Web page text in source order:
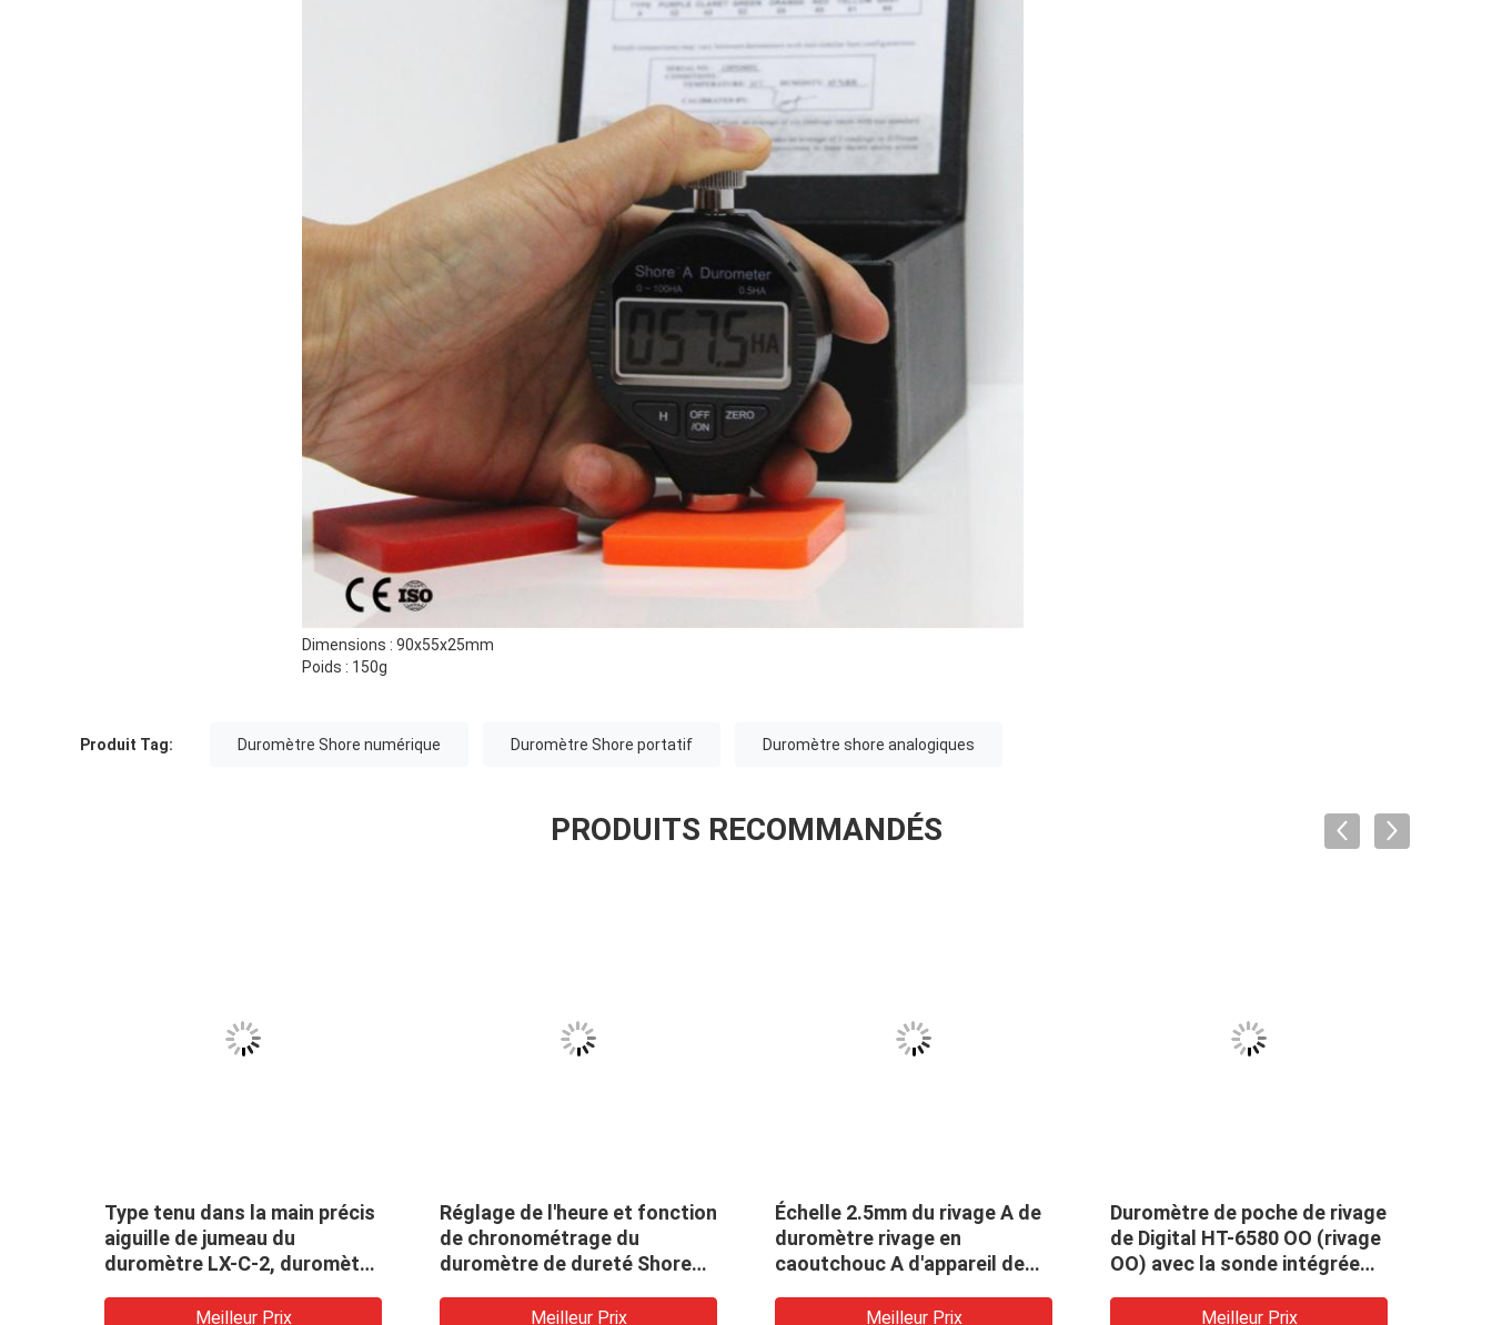
Dimensions : 90x55x25mm
Poids : 150g
Produit Tag: Duromètre Shore numérique Duromètre Shore portatif Duromètre shore analogiques
PRODUITS RECOMMANDÉS
Type tenu dans la main précis
aiguille de jumeau du
duromètre LX-C-2, duromètre
conception de rivage de
Meilleur Prix
Réglage de l'heure et fonction
de chronométrage du
duromètre de dureté Shore
Meilleur Prix
Échelle 2.5mm du rivage A de
duromètre rivage en
caoutchouc A d'appareil de
Meilleur Prix
Duromètre de poche de rivage
de Digital HT-6580 OO (rivage
OO) avec la sonde intégrée
Meilleur Prix